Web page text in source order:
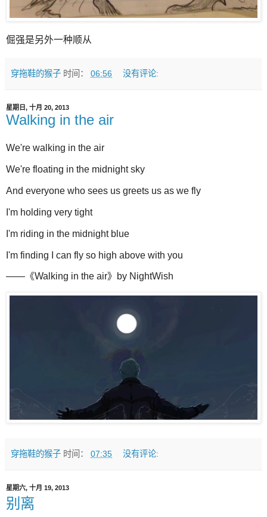
倔强是另外一种顺从
穿拖鞋的猴子 时间： 06:56 没有评论:
星期日, 十月 20, 2013
Walking in the air
We're walking in the air
We're floating in the midnight sky
And everyone who sees us greets us as we fly
I'm holding very tight
I'm riding in the midnight blue
I'm finding I can fly so high above with you
——《Walking in the air》by NightWish
穿拖鞋的猴子 时间： 07:35 没有评论:
星期六, 十月 19, 2013
别离